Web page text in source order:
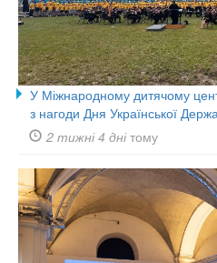
У Міжнародному дитячому
з нагоди Дня Української
2 тижні 4 днітому